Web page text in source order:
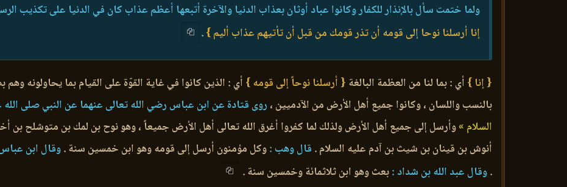
ولما ختمت سأل بالإنذار للكفار وكانوا عباد أوثان بعذاب الدنيا والآخرة أتبعها أعظم عذاب كان في الدنيا على تكذيب
إنا أرسلنا نوحا إلى قومه أن تذر قومك من قبل أن تأتيهم عذاب أليم }.
{ إنا } أي : بما لنا من العظمة البالغة { أرسلنا نوحاً إلى قومه } أي : الذين كانوا في غاية القوّة على القيام بما يحاولونه
بالنسب واللسان ، وكانوا جميع أهل الأرض من الآدميين ، روى قتادة عن ابن عباس رضي الله تعالى عنهما عن النبي صلى
السلام »وأرسل إلى جميع أهل الأرض ولذلك لما كفروا أغرق الله تعالى أهل الأرض جميعاً ، وهو نوح بن لمك بن متوشلح بن
أنوش بن قينان بن شيث بن آدم عليه السلام . قال وهب :وكل مؤمنون أرسل إلى قومه وهو ابن خمسين سنة .وقال ابن
.وقال عبد الله بن شداد :بعث وهو ابن ثلاثمائة وخمسين سنة .